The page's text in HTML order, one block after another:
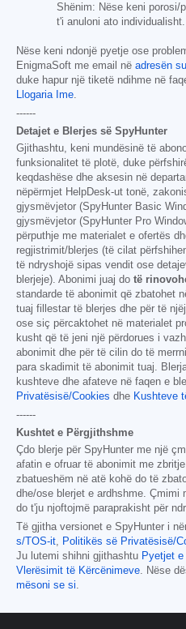
Shënim: Nëse keni porosi/
t'i anuloni ato individualisht.
Nëse keni ndonjë pyetje ose
EnigmaSoft me email në adresën
duke hapur një tiketë ndihme në
Llogaria Ime
------
Detajet e Blerjes së SpyHunter
Gjithashtu, keni mundësinë të
funksionalitet të plotë, duke
keqdashëse dhe aksesin në
nëpërmjet HelpDesk-ut tonë,
gjysmëvjetor (SpyHunter Basic
gjysmëvjetor (SpyHunter Pro
përputhje me materialet e ofertës
regjistrimit/blerjes (të cilat
të ndryshojë sipas vendit ose
blerjeje). Abonimi juaj do të
standarde të abonimit që zbatohet
tuaj fillestar të blerjes dhe për të
ose siç përcaktohet në materialet
kusht që të jeni një përdorues i
abonimit dhe për të cilin do të
para skadimit të abonimit tuaj.
kushteve dhe afateve në faqen e
Privatësisë/Cookies dhe Kushteve
------
Kushtet e Përgjithshme
Çdo blerje për SpyHunter me një
afatin e ofruar të abonimit me
zbatueshëm në atë kohë do të
dhe/ose blerjet e ardhshme. Çmimi
do t'ju njoftojmë paraprakisht për
Të gjitha versionet e SpyHunter i
s/TOS-it
Politikës së Privatësisë/
Ju lutemi shihni gjithashtu Pyetjet
Vlerësimit të Kërcënimeve . Nëse
mësoni se si